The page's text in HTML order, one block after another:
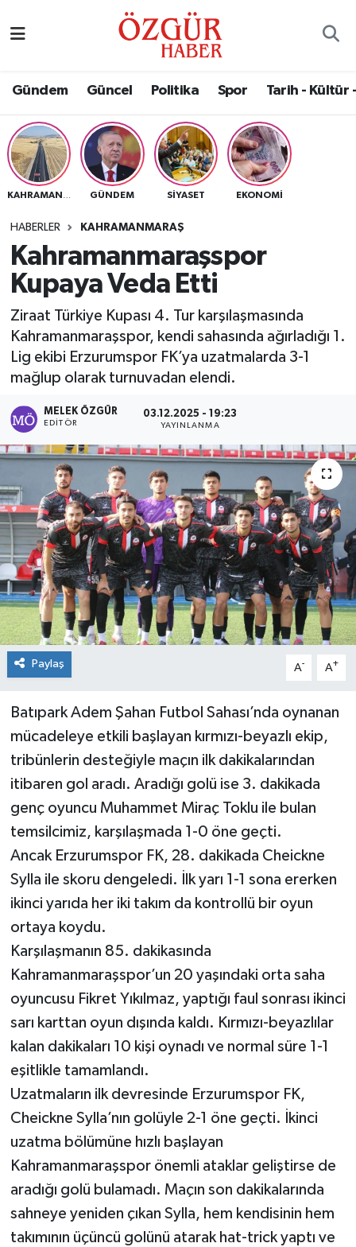
Gündem Güncel Politika Spor Tarih - Kültür
GÜNDEM SIYASET EKONOMI
HABERLER KAHRAMANMARAŞ
Kahramanmaraşspor
Kupaya Veda Etti
Ziraat Türkiye Kupası 4. Tur karşılaşmasında
Kahramanmaraşspor, kendi sahasında ağırladığı 1.
Lig ekibi Erzurumspor FK’ya uzatmalarda 3-1
mağlup olarak turnuvadan elendi.
MELEK ÖZGÜR
EDITÖR
03.12.2025 - 19:23
YAYINLANMA
Paylaş A- A+
Batıpark Adem Şahan Futbol Sahası’nda oynanan
mücadeleye etkili başlayan kırmızı-beyazlı ekip,
tribünlerin desteğiyle maçın ilk dakikalarından
itibaren gol aradı. Aradığı golü ise 3. dakikada
genç oyuncu Muhammet Miraç Toklu ile bulan
temsilcimiz, karşılaşmada 1-0 öne geçti.
Ancak Erzurumspor FK, 28. dakikada Cheickne
Sylla ile skoru dengeledi. İlk yarı 1-1 sona ererken
ikinci yarıda her iki takım da kontrollü bir oyun
ortaya koydu.
Karşılaşmanın 85. dakikasında
Kahramanmaraşspor’un 20 yaşındaki orta saha
oyuncusu Fikret Yıkılmaz, yaptığı faul sonrası ikinci
sarı karttan oyun dışında kaldı. Kırmızı-beyazlılar
kalan dakikaları 10 kişi oynadı ve normal süre 1-1
eşitlikle tamamlandı.
Uzatmaların ilk devresinde Erzurumspor FK,
Cheickne Sylla’nın golüyle 2-1 öne geçti. İkinci
uzatma bölümüne hızlı başlayan
Kahramanmaraşspor önemli ataklar geliştirse de
aradığı golü bulamadı. Maçın son dakikalarında
sahneye yeniden çıkan Sylla, hem kendisinin hem
takımının üçüncü golünü atarak hat-trick yaptı ve
Eğitim
Ekonomi
Güncel
Gündem
Politika
Sağlık
Spor
Tarih - Kültür - Sanat - Turizm
Yaşam
Nöbetçi Eczaneler
Namaz Vakitleri
Trafik Durumu
Süper Lig Puan Durumu ve Fikstür
Tüm Manşetler
Haber Arşivi